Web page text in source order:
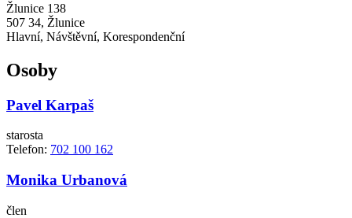
Žlunice 138
507 34, Žlunice
Hlavní, Návštěvní, Korespondenční
Osoby
Pavel Karpaš
starosta
Telefon: 702 100 162
Monika Urbanová
člen